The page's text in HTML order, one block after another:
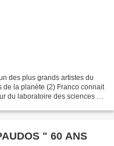
des plus grands artistes du
de la planète (2) Franco connait
du laboratoire des sciences de
" 60 ANS